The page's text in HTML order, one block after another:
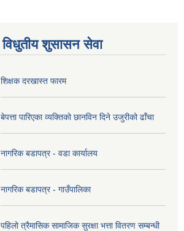
विधुतीय शुसासन सेवा
शिक्षक दरखास्त फारम
बेपत्ता पारिएका व्यक्तिको छानविन दिने उजुरीको ढाँचा
नागरिक बडापत्र - वडा कार्यालय
नागरिक बडापत्र - गाउँपालिका
पहिलो त्रैमासिक सामाजिक सुरक्षा भत्ता वितरण सम्बन्धी